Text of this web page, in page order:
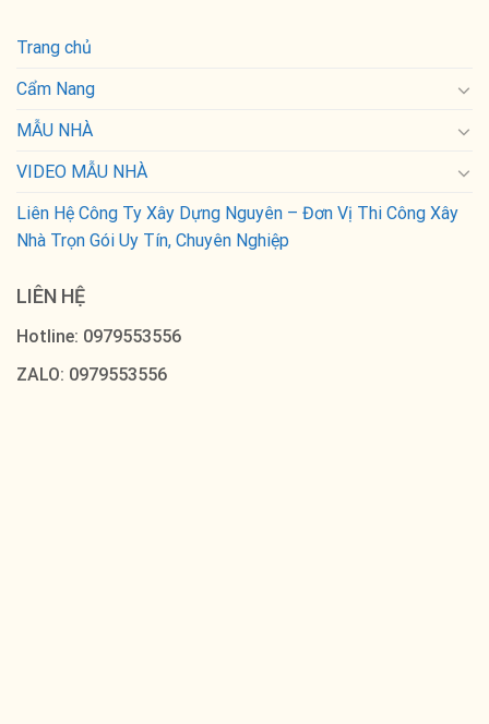
Trang chủ
Cẩm Nang
MẪU NHÀ
VIDEO MẪU NHÀ
Liên Hệ Công Ty Xây Dựng Nguyên – Đơn Vị Thi Công Xây
Nhà Trọn Gói Uy Tín, Chuyên Nghiệp
LIÊN HỆ
Hotline: 0979553556
ZALO: 0979553556